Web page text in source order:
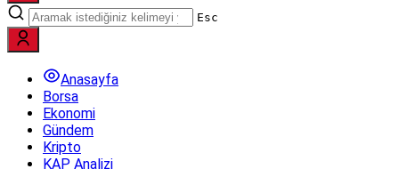
Esc
Anasayfa
Borsa
Ekonomi
Gündem
Kripto
KAP Analizi